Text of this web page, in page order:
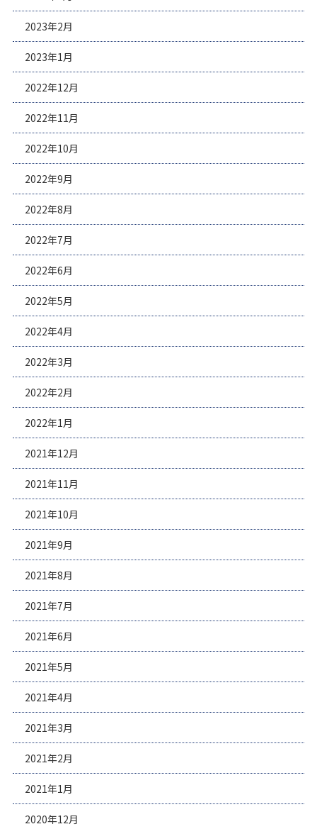
2023年2月
2023年1月
2022年12月
2022年11月
2022年10月
2022年9月
2022年8月
2022年7月
2022年6月
2022年5月
2022年4月
2022年3月
2022年2月
2022年1月
2021年12月
2021年11月
2021年10月
2021年9月
2021年8月
2021年7月
2021年6月
2021年5月
2021年4月
2021年3月
2021年2月
2021年1月
2020年12月